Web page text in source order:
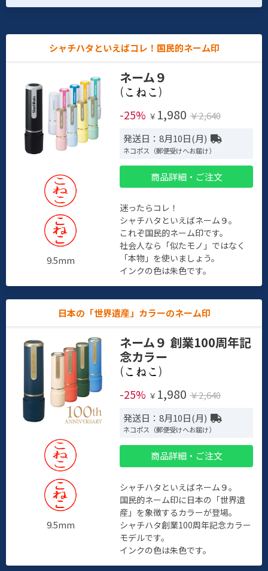
シャチハタといえばコレ！国民的ネーム印
9.5mm
ネーム９
(
)
-25% ￥ 1,980 ￥2,640
発送日：8月10日(月)
ネコポス（郵便受けへお届け）
商品詳細・ご注文
迷ったらコレ！
シャチハタといえばネーム９。
これぞ国民的ネーム印です。
社会人なら「似たモノ」ではなく
「本物」を使いましょう。
インクの色は朱色です。
日本の「世界遺産」カラーのネーム印
9.5mm
ネーム９ 創業100周年記
念カラー
(
)
-25% ￥ 1,980 ￥2,640
発送日：8月10日(月)
ネコポス（郵便受けへお届け）
商品詳細・ご注文
シャチハタといえばネーム９。
国民的ネーム印に日本の「世界遺
産」を象徴するカラーが登場。
シャチハタ創業100周年記念カラー
モデルです。
インクの色は朱色です。